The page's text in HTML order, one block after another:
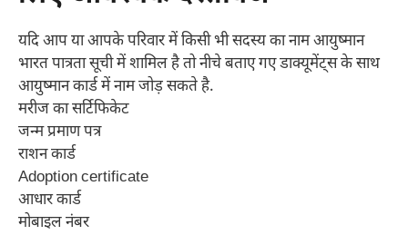
यदि आप या आपके परिवार में किसी भी सदस्य का नाम आयुष्मान
भारत पात्रता सूची में शामिल है तो नीचे बताए गए डाक्यूमेंट्स के साथ
आयुष्मान कार्ड में नाम जोड़ सकते है.
मरीज का सर्टिफिकेट
जन्म प्रमाण पत्र
राशन कार्ड
Adoption certificate
आधार कार्ड
मोबाइल नंबर